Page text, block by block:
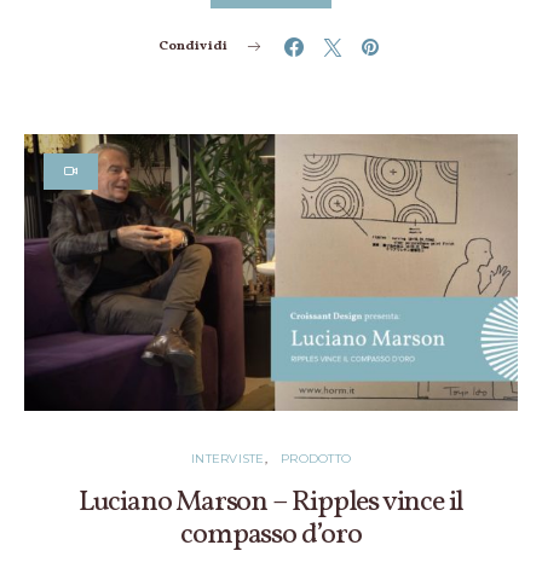
Condividi
INTERVISTE PRODOTTO
Luciano Marson – Ripples vince il
compasso d’oro